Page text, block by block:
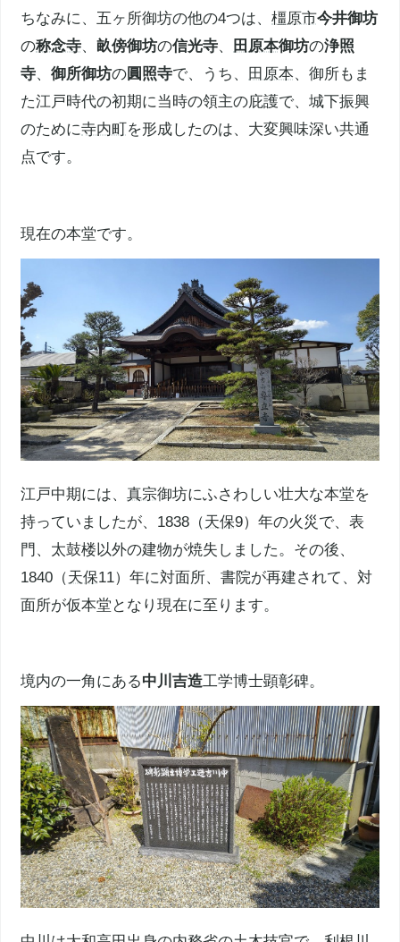
ちなみに、五ヶ所御坊の他の4つは、橿原市今井御坊
の称念寺、畝傍御坊の信光寺、 田原本御坊の浄照
寺、御所御坊の圓照寺で、うち、 田原本、御所もま
た江戸時代の初期に当時の領主の庇護で、城下振興
のために寺内町 を形成したのは、大変興味深い共通
点です。
現在の本堂です。
江戸中期には、真宗御坊にふさわしい壮大な本堂を
持っていましたが、1838（天保9）年の火災で、表
門、太鼓楼以外の建物が焼失しました。その後、
1840（天保11）年に対面所、書院が再建されて、対
面所が仮本堂となり現在に至ります。
境内の一角にある中川吉造工学博士顕彰碑。